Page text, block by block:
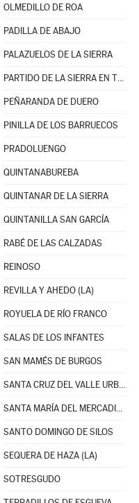
OLMEDILLO DE ROA
PADILLA DE ABAJO
PALAZUELOS DE LA SIERRA
PARTIDO DE LA SIERRA EN TOBALINA
PEÑARANDA DE DUERO
PINILLA DE LOS BARRUECOS
PRADOLUENGO
QUINTANABUREBA
QUINTANAR DE LA SIERRA
QUINTANILLA SAN GARCÍA
RABÉ DE LAS CALZADAS
REINOSO
REVILLA Y AHEDO (LA)
ROYUELA DE RÍO FRANCO
SALAS DE LOS INFANTES
SAN MAMÉS DE BURGOS
SANTA CRUZ DEL VALLE URBIÓN
SANTA MARÍA DEL MERCADILLO
SANTO DOMINGO DE SILOS
SEQUERA DE HAZA (LA)
SOTRESGUDO